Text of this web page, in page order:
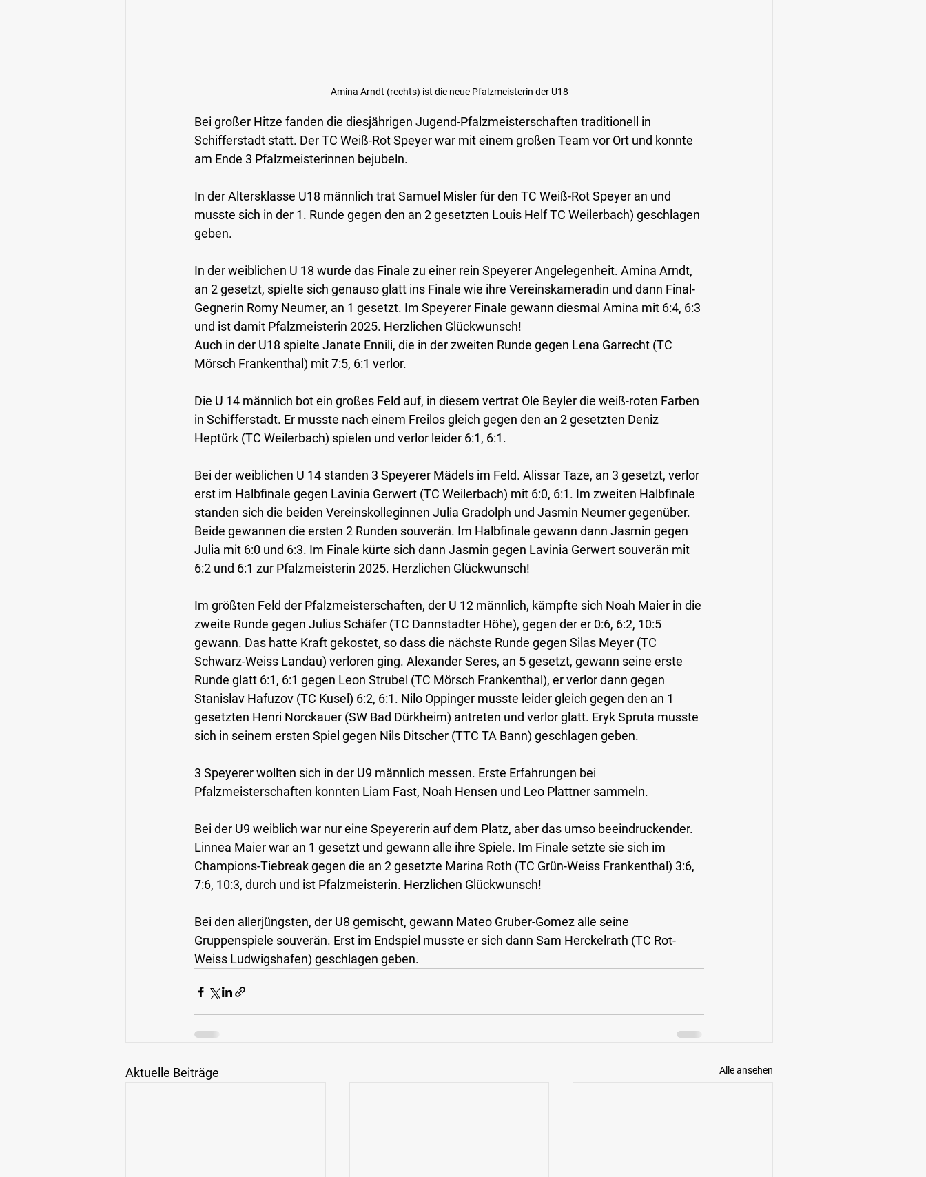
Amina Arndt (rechts) ist die neue Pfalzmeisterin der U18
Bei großer Hitze fanden die diesjährigen Jugend-Pfalzmeisterschaften traditionell in
Schifferstadt statt. Der TC Weiß-Rot Speyer war mit einem großen Team vor Ort und konnte
am Ende 3 Pfalzmeisterinnen bejubeln.
In der Altersklasse U18 männlich trat Samuel Misler für den TC Weiß-Rot Speyer an und
musste sich in der 1. Runde gegen den an 2 gesetzten Louis Helf TC Weilerbach) geschlagen
geben.
In der weiblichen U 18 wurde das Finale zu einer rein Speyerer Angelegenheit. Amina Arndt,
an 2 gesetzt, spielte sich genauso glatt ins Finale wie ihre Vereinskameradin und dann Final-
Gegnerin Romy Neumer, an 1 gesetzt. Im Speyerer Finale gewann diesmal Amina mit 6:4, 6:3
und ist damit Pfalzmeisterin 2025. Herzlichen Glückwunsch!
Auch in der U18 spielte Janate Ennili, die in der zweiten Runde gegen Lena Garrecht (TC
Mörsch Frankenthal) mit 7:5, 6:1 verlor.
Die U 14 männlich bot ein großes Feld auf, in diesem vertrat Ole Beyler die weiß-roten Farben
in Schifferstadt. Er musste nach einem Freilos gleich gegen den an 2 gesetzten Deniz
Heptürk (TC Weilerbach) spielen und verlor leider 6:1, 6:1.
Bei der weiblichen U 14 standen 3 Speyerer Mädels im Feld. Alissar Taze, an 3 gesetzt, verlor
erst im Halbfinale gegen Lavinia Gerwert (TC Weilerbach) mit 6:0, 6:1. Im zweiten Halbfinale
standen sich die beiden Vereinskolleginnen Julia Gradolph und Jasmin Neumer gegenüber.
Beide gewannen die ersten 2 Runden souverän. Im Halbfinale gewann dann Jasmin gegen
Julia mit 6:0 und 6:3. Im Finale kürte sich dann Jasmin gegen Lavinia Gerwert souverän mit
6:2 und 6:1 zur Pfalzmeisterin 2025. Herzlichen Glückwunsch!
Im größten Feld der Pfalzmeisterschaften, der U 12 männlich, kämpfte sich Noah Maier in die
zweite Runde gegen Julius Schäfer (TC Dannstadter Höhe), gegen der er 0:6, 6:2, 10:5
gewann. Das hatte Kraft gekostet, so dass die nächste Runde gegen Silas Meyer (TC
Schwarz-Weiss Landau) verloren ging. Alexander Seres, an 5 gesetzt, gewann seine erste
Runde glatt 6:1, 6:1 gegen Leon Strubel (TC Mörsch Frankenthal), er verlor dann gegen
Stanislav Hafuzov (TC Kusel) 6:2, 6:1. Nilo Oppinger musste leider gleich gegen den an 1
gesetzten Henri Norckauer (SW Bad Dürkheim) antreten und verlor glatt. Eryk Spruta musste
sich in seinem ersten Spiel gegen Nils Ditscher (TTC TA Bann) geschlagen geben.
3 Speyerer wollten sich in der U9 männlich messen. Erste Erfahrungen bei
Pfalzmeisterschaften konnten Liam Fast, Noah Hensen und Leo Plattner sammeln.
Bei der U9 weiblich war nur eine Speyererin auf dem Platz, aber das umso beeindruckender.
Linnea Maier war an 1 gesetzt und gewann alle ihre Spiele. Im Finale setzte sie sich im
Champions-Tiebreak gegen die an 2 gesetzte Marina Roth (TC Grün-Weiss Frankenthal) 3:6,
7:6, 10:3, durch und ist Pfalzmeisterin. Herzlichen Glückwunsch!
Bei den allerjüngsten, der U8 gemischt, gewann Mateo Gruber-Gomez alle seine
Gruppenspiele souverän. Erst im Endspiel musste er sich dann Sam Herckelrath (TC Rot-
Weiss Ludwigshafen) geschlagen geben.
Aktuelle Beiträge Alle ansehen